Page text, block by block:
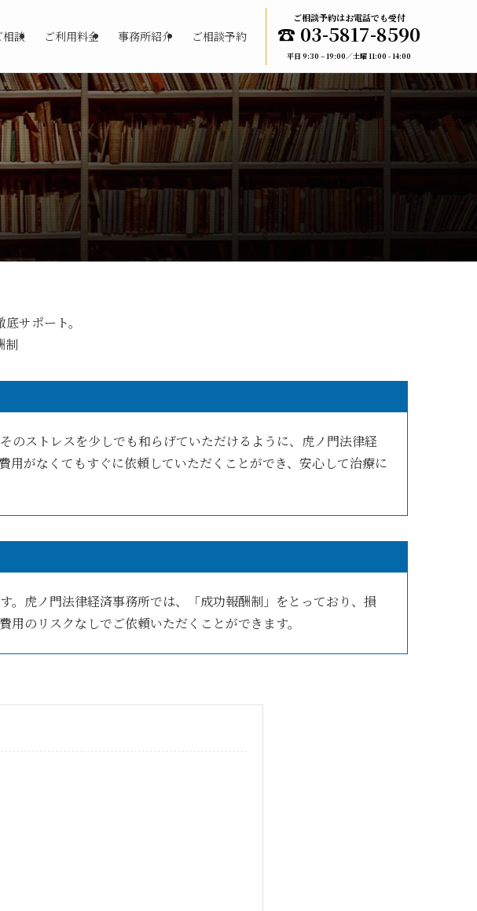
談 ご利用料金 事務所紹介 ご相談予約
ご相談予約はお電話でも受付
☎︎ 03-5817-8590
平日 9:30 – 19:00／土曜 11:00 - 14:00
サポート。
制
のストレスを少しでも和らげていただけるように、虎ノ門法律経
がなくてもすぐに依頼していただくことができ、安心して治療に
虎ノ門法律経済事務所では、「成功報酬制」をとっており、損
のリスクなしでご依頼いただくことができます。